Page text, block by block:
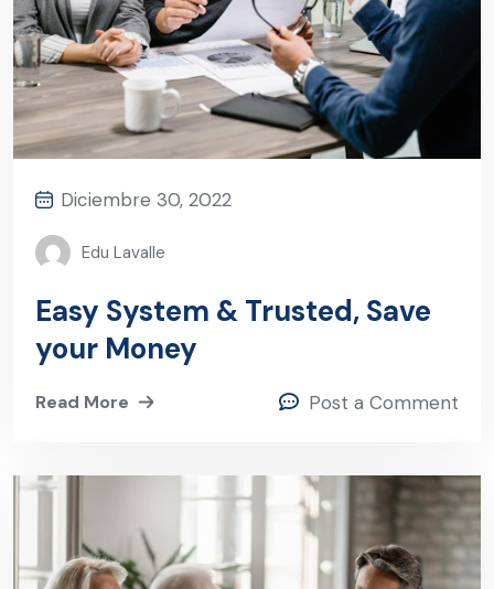
Diciembre 30, 2022
Edu Lavalle
Easy System & Trusted, Save
your Money
Read More Post a Comment